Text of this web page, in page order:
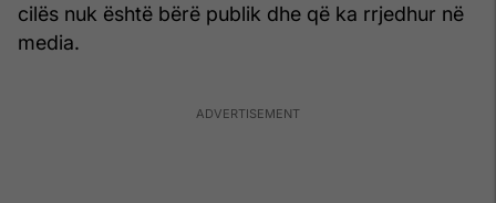
cilës nuk është bërë publik dhe që ka rrjedhur në
media.